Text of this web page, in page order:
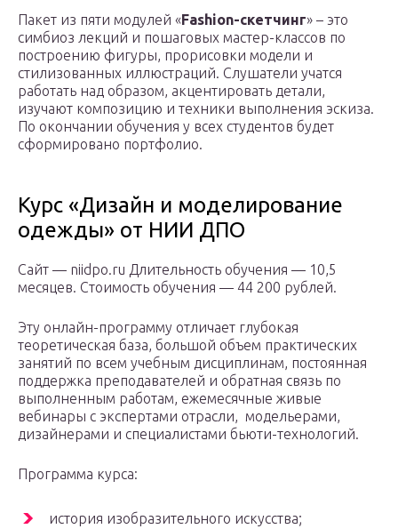
Пакет из пяти модулей «Fashion-cкетчинг» – это
симбиоз лекций и пошаговых мастер-классов по
построению фигуры, прорисовки модели и
стилизованных иллюстраций. Слушатели учатся
работать над образом, акцентировать детали,
изучают композицию и техники выполнения эскиза.
По окончании обучения у всех студентов будет
сформировано портфолио.
Курс «Дизайн и моделирование
одежды» от НИИ ДПО
Сайт — niidpo.ru Длительность обучения — 10,5
месяцев. Стоимость обучения — 44 200 рублей.
Эту онлайн-программу отличает глубокая
теоретическая база, большой объем практических
занятий по всем учебным дисциплинам, постоянная
поддержка преподавателей и обратная связь по
выполненным работам, ежемесячные живые
вебинары с экспертами отрасли, модельерами,
дизайнерами и специалистами бьюти-технологий.
Программа курса:
история изобразительного искусства;